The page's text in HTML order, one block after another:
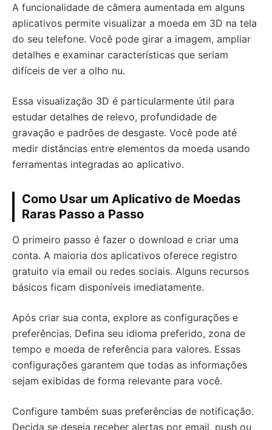
A funcionalidade de câmera aumentada em alguns
aplicativos permite visualizar a moeda em 3D na tela
do seu telefone. Você pode girar a imagem, ampliar
detalhes e examinar características que seriam
difíceis de ver a olho nu.
Essa visualização 3D é particularmente útil para
estudar detalhes de relevo, profundidade de
gravação e padrões de desgaste. Você pode até
medir distâncias entre elementos da moeda usando
ferramentas integradas ao aplicativo.
Como Usar um Aplicativo de Moedas
Raras Passo a Passo
O primeiro passo é fazer o download e criar uma
conta. A maioria dos aplicativos oferece registro
gratuito via email ou redes sociais. Alguns recursos
básicos ficam disponíveis imediatamente.
Após criar sua conta, explore as configurações e
preferências. Defina seu idioma preferido, zona de
tempo e moeda de referência para valores. Essas
configurações garantem que todas as informações
sejam exibidas de forma relevante para você.
Configure também suas preferências de notificação.
Decida se deseja receber alertas por email, push ou